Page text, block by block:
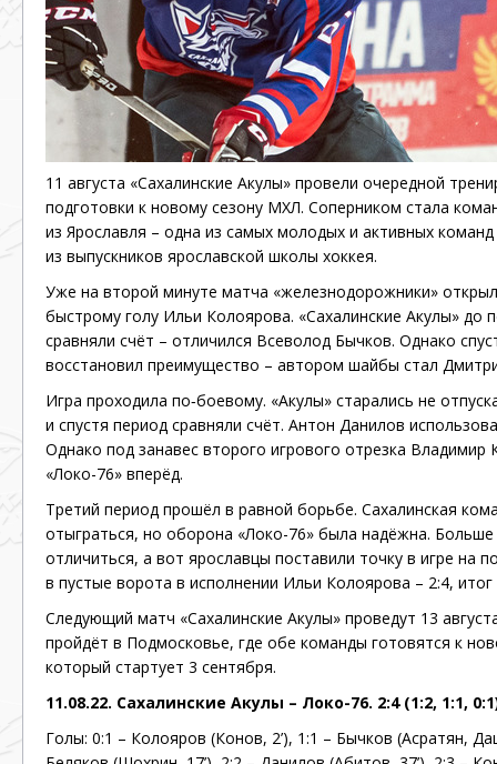
11 августа «Сахалинские Акулы» провели очередной
подготовки к новому сезону МХЛ. Соперником стала
из Ярославля – одна из самых молодых и активных
из выпускников ярославской школы хоккея.
Уже на второй минуте матча «железнодорожники»
быстрому голу Ильи Колоярова. «Сахалинские Акулы» до
сравняли счёт – отличился Всеволод Бычков. Однако
восстановил преимущество – автором шайбы стал
Игра проходила по‐боевому. «Акулы» старались не
и спустя период сравняли счёт. Антон Данилов
Однако под занавес второго игрового отрезка Владимир
«Локо-76» вперёд.
Третий период прошёл в равной борьбе. Сахалинская
отыграться, но оборона «Локо-76» была надёжна. Больше
отличиться, а вот ярославцы поставили точку в игре на
в пустые ворота в исполнении Ильи Колоярова – 2:4, итог
Следующий матч «Сахалинские Акулы» проведут 13
пройдёт в Подмосковье, где обе команды готовятся к
который стартует 3 сентября.
11.08.22. Сахалинские Акулы – Локо-76. 2:4 (1:2, 1:1,
Голы: 0:1 – Колояров (Конов, 2’), 1:1 – Бычков (Асратян,